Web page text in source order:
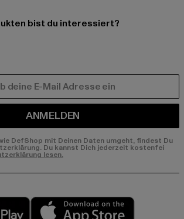
bist du interessiert?
ANMELDEN
DefShop mit Deinen Daten umgeht, findest Du
Du kannst Dich jederzeit kostenfei
lesen.
Play market